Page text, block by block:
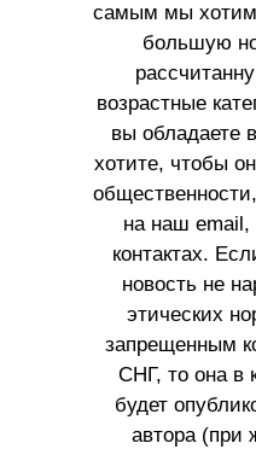
самым мы хотим
большую
возрастные
вы обладаете
хотите, чтобы
на наш email,
контактах.
новость не
этических
запрещенным
СНГ, то она в
будет
автора (при